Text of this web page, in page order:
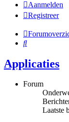
Aanmelden
Registreer
Zoek
Applicaties
Forum
Laatste